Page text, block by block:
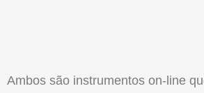
Ambos são instrumentos on-line